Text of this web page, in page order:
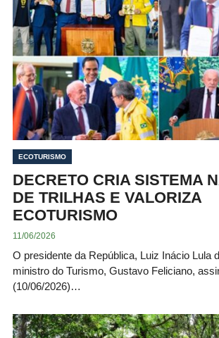
ECOTURISMO
DECRETO CRIA SISTEMA
DE TRILHAS E VALORIZA
ECOTURISMO
11/06/2026
O presidente da República, Luiz Inácio Lula
ministro do Turismo, Gustavo Feliciano,
(10/06/2026)…